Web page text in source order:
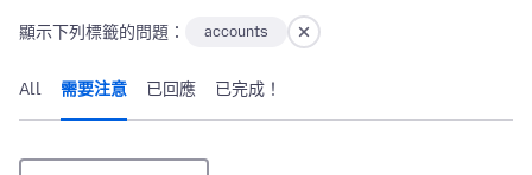
顯示下列標籤的問題： accounts
All 需要注意 已回應 已完成！